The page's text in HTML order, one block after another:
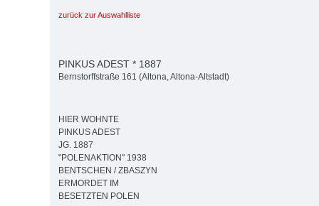
zurück zur Auswahlliste
PINKUS ADEST * 1887
Bernstorffstraße 161 (Altona, Altona-Altstadt)
HIER WOHNTE
PINKUS ADEST
JG. 1887
"POLENAKTION" 1938
BENTSCHEN / ZBASZYN
ERMORDET IM
BESETZTEN POLEN